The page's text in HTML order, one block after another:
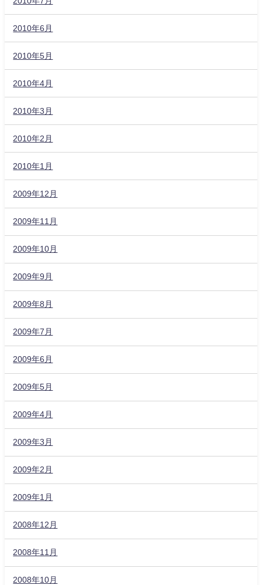
2010年6月
2010年5月
2010年4月
2010年3月
2010年2月
2010年1月
2009年12月
2009年11月
2009年10月
2009年9月
2009年8月
2009年7月
2009年6月
2009年5月
2009年4月
2009年3月
2009年2月
2009年1月
2008年12月
2008年11月
2008年10月